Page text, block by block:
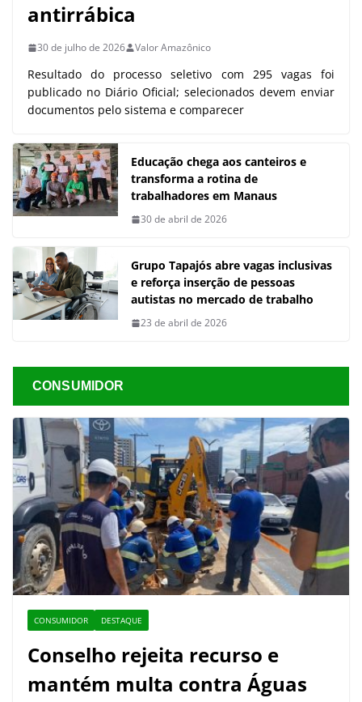
antirrábica
30 de julho de 2026 Valor Amazônico
Resultado do processo seletivo com 295 vagas foi
publicado no Diário Oficial; selecionados devem enviar
documentos pelo sistema e comparecer
Educação chega aos canteiros e
transforma a rotina de
trabalhadores em Manaus
30 de abril de 2026
Grupo Tapajós abre vagas inclusivas
e reforça inserção de pessoas
autistas no mercado de trabalho
23 de abril de 2026
CONSUMIDOR
CONSUMIDOR DESTAQUE
Conselho rejeita recurso e
mantém multa contra Águas